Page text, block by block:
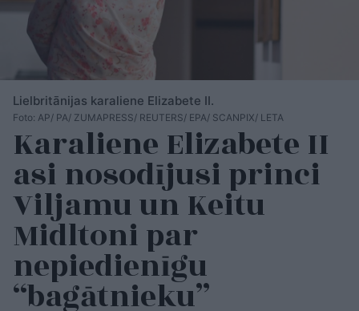
Lielbritānijas karaliene Elizabete II.
Foto: AP/ PA/ ZUMAPRESS/ REUTERS/ EPA/ SCANPIX/ LETA
Karaliene Elizabete II
asi nosodījusi princi
Viljamu un Keitu
Midltoni par
nepiedienīgu
“bagātnieku”